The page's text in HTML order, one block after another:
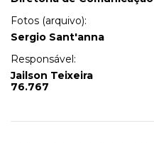
Fotos (arquivo):
Sergio Sant'anna
Responsável:
Jailson Teixeira
76.767